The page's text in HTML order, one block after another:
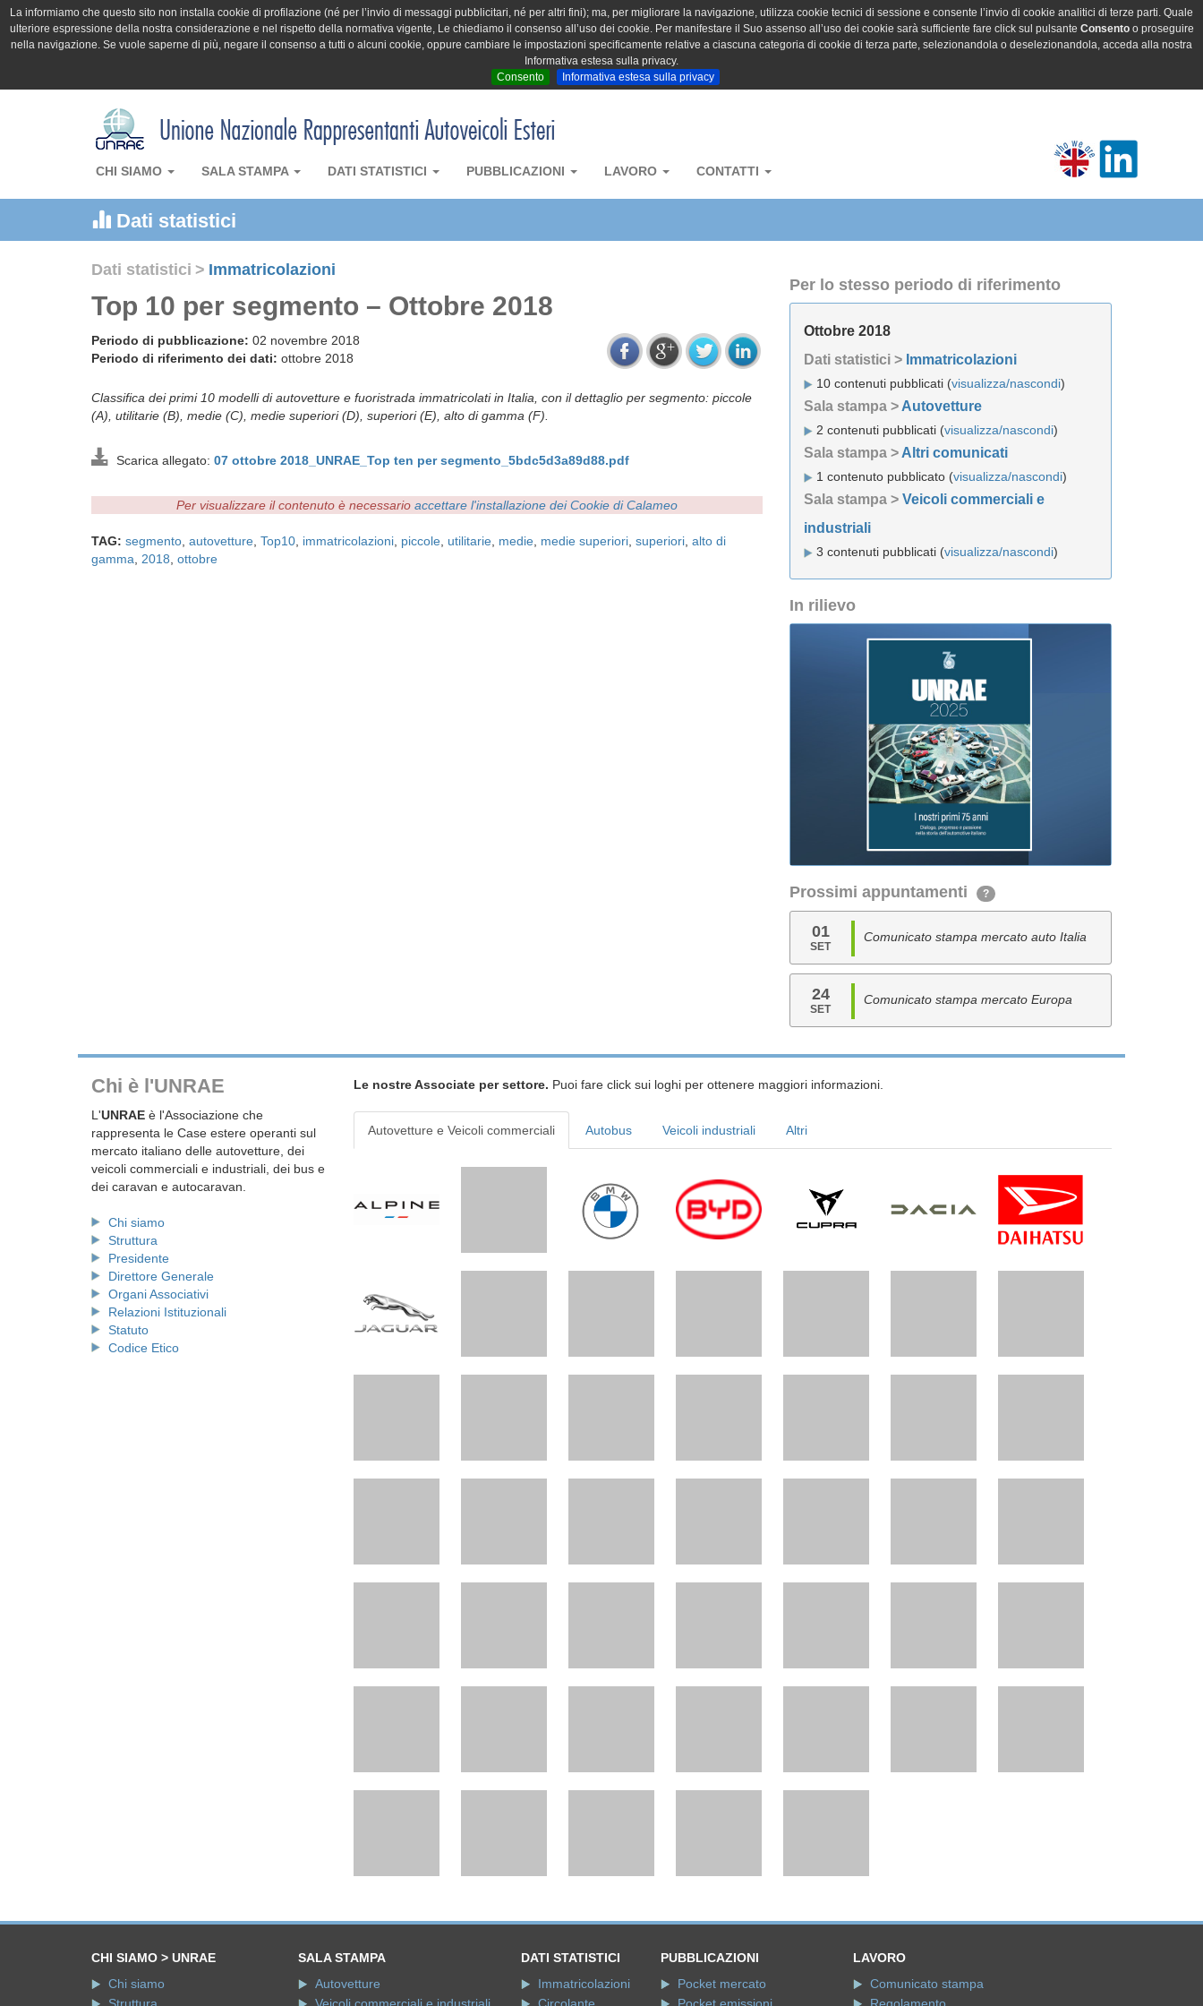
La informiamo che questo sito non installa cookie di profilazione (né per l’invio di messaggi pubblicitari, né per altri fini); ma, per migliorare la navigazione, utilizza cookie tecnici di sessione e consente l’invio di cookie analitici di terze parti. Quale
ulteriore espressione della nostra considerazione e nel rispetto della normativa vigente, Le chiediamo il consenso all’uso dei cookie. Per manifestare il Suo assenso all’uso dei cookie sarà sufficiente fare click sul pulsante Consentoo proseguire
nella navigazione. Se vuole saperne di più, negare il consenso a tutti o alcuni cookie, oppure cambiare le impostazioni specificamente relative a ciascuna categoria di cookie di terza parte, selezionandola o deselezionandola, acceda alla nostra
Informativa estesa sulla privacy.
Consento
Informativa estesa sulla privacy
CHI SIAMO SALA STAMPA DATI STATISTICI PUBBLICAZIONI LAVORO CONTATTI
Dati statistici
Dati statistici > Immatricolazioni
Top 10 per segmento – Ottobre 2018
Periodo di pubblicazione: 02 novembre 2018
Periodo di riferimento dei dati: ottobre 2018
Classifica dei primi 10 modelli di autovetture e fuoristrada immatricolati in Italia, con il dettaglio per segmento: piccole
(A), utilitarie (B), medie (C), medie superiori (D), superiori (E), alto di gamma (F).
Scarica allegato: 07 ottobre 2018_UNRAE_Top ten per segmento_5bdc5d3a89d88.pdf
Per visualizzare il contenuto è necessario accettare l'installazione dei Cookie di Calameo
TAG: segmento autovetture Top10 immatricolazioni piccole utilitarie medie medie superiori superiori alto di
gamma
2018 ottobre
Per lo stesso periodo di riferimento
Ottobre 2018
Dati statistici > Immatricolazioni
10 contenuti pubblicati (visualizza/nascondi)
Sala stampa > Autovetture
2 contenuti pubblicati (visualizza/nascondi)
Sala stampa > Altri comunicati
1 contenuto pubblicato (visualizza/nascondi)
Sala stampa > Veicoli commerciali e
industriali
3 contenuti pubblicati (visualizza/nascondi)
In rilievo
Prossimi appuntamenti ?
01
SET
Comunicato stampa mercato auto Italia
24
SET
Comunicato stampa mercato Europa
Chi è l'UNRAE
L'UNRAE è l'Associazione che
rappresenta le Case estere operanti sul
mercato italiano delle autovetture, dei
veicoli commerciali e industriali, dei bus e
dei caravan e autocaravan.
Chi siamo
Struttura
Presidente
Direttore Generale
Organi Associativi
Relazioni Istituzionali
Statuto
Codice Etico
Le nostre Associate per settore. Puoi fare click sui loghi per ottenere maggiori informazioni.
Autovetture e Veicoli commerciali Autobus Veicoli industriali Altri
CHI SIAMO > UNRAE
Chi siamo
Struttura
SALA STAMPA
Autovetture
Veicoli commerciali e industriali
DATI STATISTICI
Immatricolazioni
Circolante
PUBBLICAZIONI
Pocket mercato
Pocket emissioni
LAVORO
Comunicato stampa
Regolamento